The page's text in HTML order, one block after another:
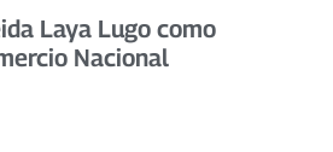
Laya Lugo como
Nacional